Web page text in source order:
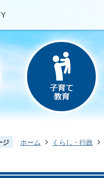
ジ ホーム くらし・行政